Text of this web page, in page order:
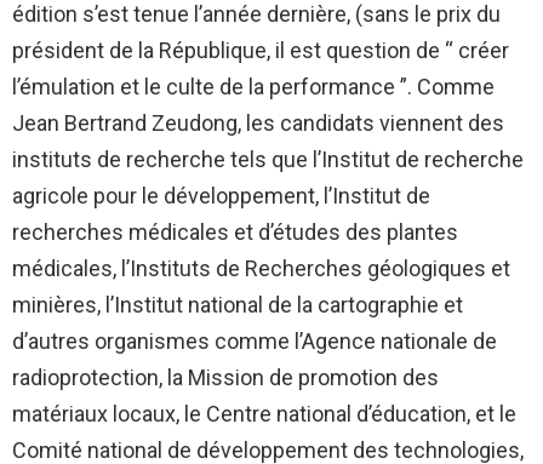
édition s’est tenue l’année dernière, (sans le prix du
président de la République, il est question de “ créer
l’émulation et le culte de la performance ”. Comme
Jean Bertrand Zeudong, les candidats viennent des
instituts de recherche tels que l’Institut de recherche
agricole pour le développement, l’Institut de
recherches médicales et d’études des plantes
médicales, l’Instituts de Recherches géologiques et
minières, l’Institut national de la cartographie et
d’autres organismes comme l’Agence nationale de
radioprotection, la Mission de promotion des
matériaux locaux, le Centre national d’éducation, et le
Comité national de développement des technologies,